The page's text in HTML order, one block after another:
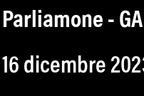
Parliamone -
16 dicembre